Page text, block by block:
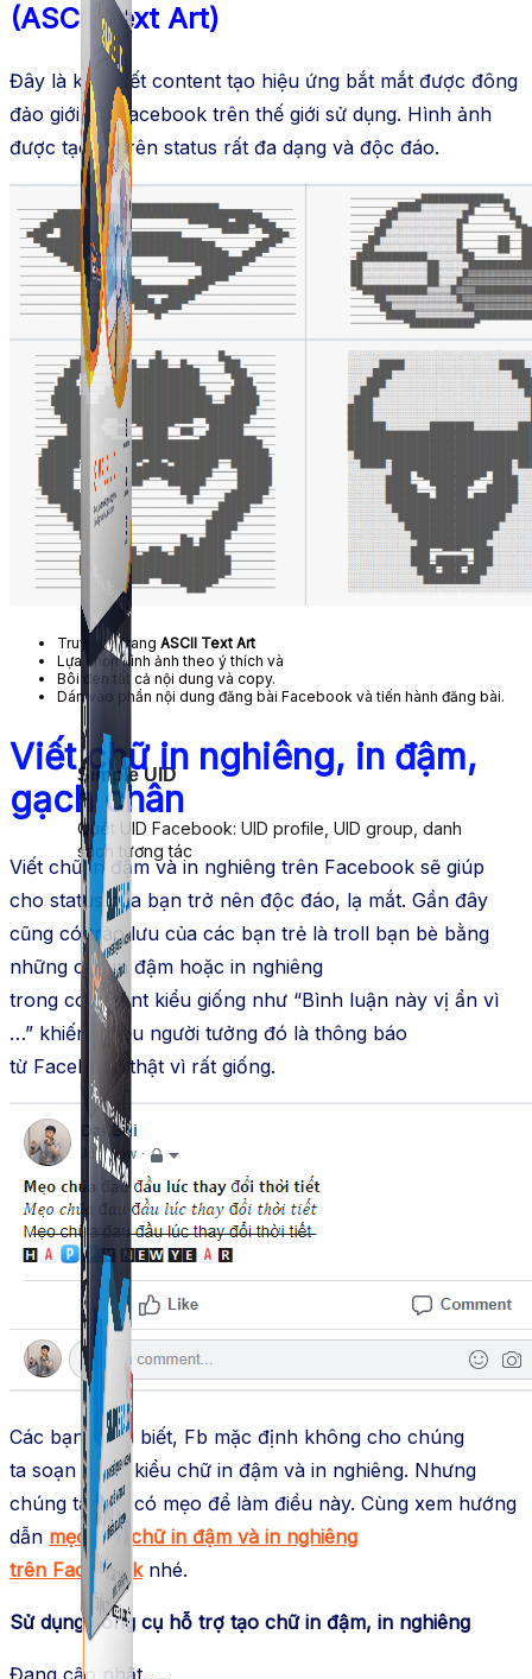
Simple UID
Quét UID Facebook: UID profile, UID group, danh
sách tương tác
Simple Zalo
Hỗ trợ kết bạn, gửi tin nhắn chăm sóc khách hàng trên
Zalo.
Simple UID
Quét UID Facebook: UID profile, UID group, danh
sách tương tác
(ASCII Text Art)
Đây là kiểu viết content tạo hiệu ứng bắt mắt được đông
đảo giới trẻ Facebook trên thế giới sử dụng. Hình ảnh
được tạo ra trên status rất đa dạng và độc đáo.
Truy cập trang ASCII Text Art
Lựa chọn hình ảnh theo ý thích và
Bôi đen tất cả nội dung và copy.
Dán vào phần nội dung đăng bài Facebook và tiến hành đăng bài.
Viết chữ in nghiêng, in đậm,
gạch chân
Viết chữ in đậm và in nghiêng trên Facebook sẽ giúp
cho status của bạn trở nên độc đáo, lạ mắt. Gần đây
cũng có trào lưu của các bạn trẻ là troll bạn bè bằng
những câu in đậm hoặc in nghiêng
trong comment kiểu giống như “Bình luận này vị ẩn vì
…” khiến nhiều người tưởng đó là thông báo
từ Facebook thật vì rất giống.
Các bạn cũng biết, Fb mặc định không cho chúng
ta soạn được kiểu chữ in đậm và in nghiêng. Nhưng
chúng ta vẫn có mẹo để làm điều này. Cùng xem hướng
dẫn mẹo viết chữ in đậm và in nghiêng
trên Facebooknhé.
Sử dụng công cụ hỗ trợ tạo chữ in đậm, in nghiêng